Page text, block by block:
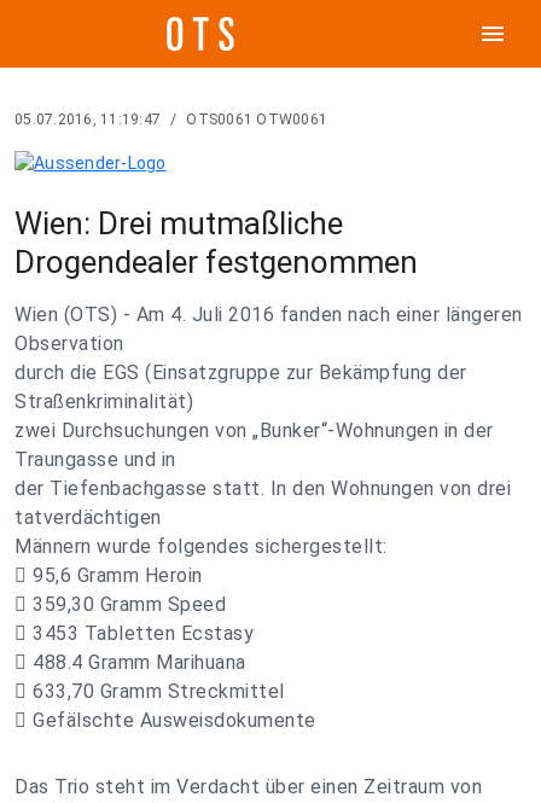
menu
05.07.2016, 11:19:47 / OTS0061 OTW0061
Wien: Drei mutmaßliche
Drogendealer festgenommen
Wien (OTS) - Am 4. Juli 2016 fanden nach einer längeren
Observation
durch die EGS (Einsatzgruppe zur Bekämpfung der
Straßenkriminalität)
zwei Durchsuchungen von „Bunker“-Wohnungen in der
Traungasse und in
der Tiefenbachgasse statt. In den Wohnungen von drei
tatverdächtigen
Männern wurde folgendes sichergestellt:
 95,6 Gramm Heroin
 359,30 Gramm Speed
 3453 Tabletten Ecstasy
 488.4 Gramm Marihuana
 633,70 Gramm Streckmittel
 Gefälschte Ausweisdokumente
Das Trio steht im Verdacht über einen Zeitraum von